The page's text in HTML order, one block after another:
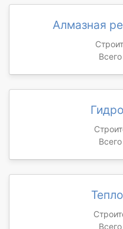
Алмазная